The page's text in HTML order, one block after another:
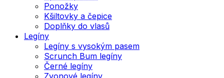
Ponožky
Kšiltovky a čepice
Doplňky do vlasů
Legíny
Legíny s vysokým pasem
Scrunch Bum legíny
Černé legíny
Zvonové legíny